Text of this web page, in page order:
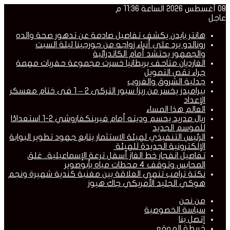
08 أغسطس 2026 الساعة 11:36 م
عاجل
هانتر بايدن يكشف تفاصيل صادمة عن تدهور صحة والده
رونالدو يرد على أنباء زواجه من جورجينا ليلة السبت
والجمهور يحتشد أمام الكاتدرائية
الغارديان متاحف بريطانيا خسرت مجموعة حفريات مهمة
جراء نقص التمويل
جدلية الشروق والغروب
بيراميدز يخسر من ريزا سبور التركى 2 – 1 فى ختام معسكر
الإعداد
العالم هذا المساء
ريال مدريد يحسم وديته أمام فيرينكفاروشي 2-1 استعدادًا
للموسم الجديد
الرئيس التنفيذي لهيئة الاستثمار يتابع جهود تطوير البوابة
الإلكترونية الجديدة للهيئة
تفاصيل انفجار خط الغاز أسفل ترعة الإسماعيلية.. غلق
المحابس وتوقف 4 محطات مياه بأبوصوير
نكتة ترامب تنهي العلاقة بين مغنية كندية شهيرة ونجم
هوكي الجليد الأمريكي جاك هيوز
من نحن
سياسة الخصوصية
إتصل بنا